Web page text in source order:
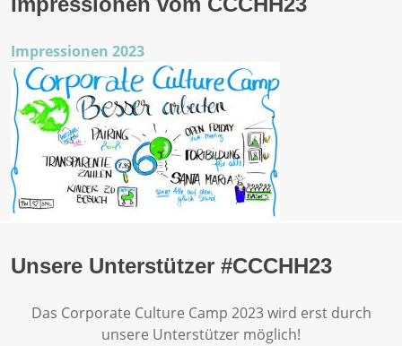
Impressionen 2023
Unsere Unterstützer #CCCHH23
Das Corporate Culture Camp 2023 wird erst durch
unsere Unterstützer möglich!